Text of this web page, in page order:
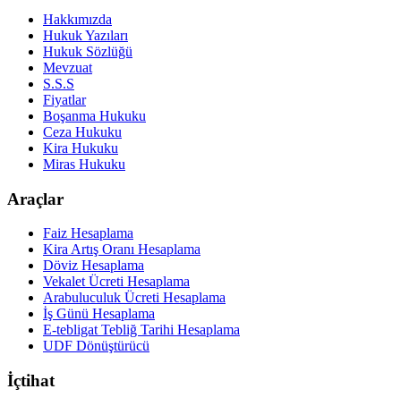
Hakkımızda
Hukuk Yazıları
Hukuk Sözlüğü
Mevzuat
S.S.S
Fiyatlar
Boşanma Hukuku
Ceza Hukuku
Kira Hukuku
Miras Hukuku
Araçlar
Faiz Hesaplama
Kira Artış Oranı Hesaplama
Döviz Hesaplama
Vekalet Ücreti Hesaplama
Arabuluculuk Ücreti Hesaplama
İş Günü Hesaplama
E-tebligat Tebliğ Tarihi Hesaplama
UDF Dönüştürücü
İçtihat